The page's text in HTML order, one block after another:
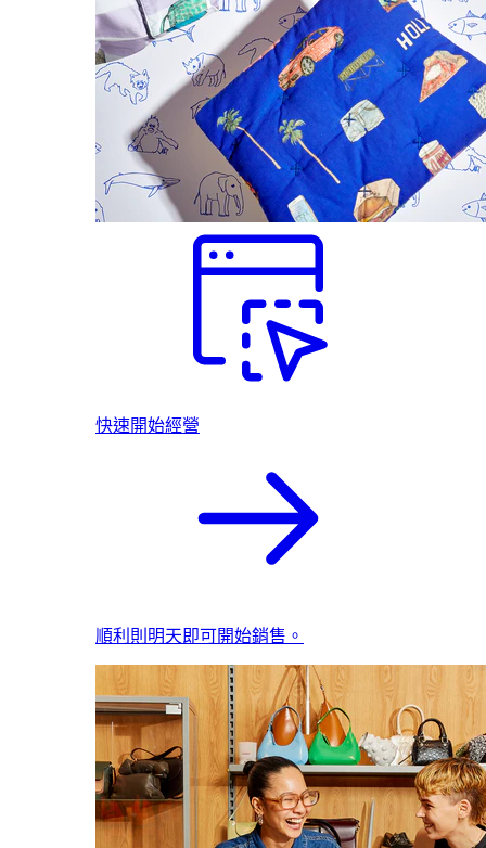
快速開始經營
順利則明天即可開始銷售。